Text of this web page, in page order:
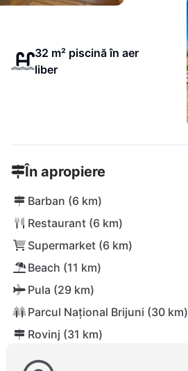
32 m² piscină în aer
liber
În apropiere
Barban (6 km)
Restaurant (6 km)
Supermarket (6 km)
Beach (11 km)
Pula (29 km)
Parcul Național Brijuni (30 km)
Rovinj (31 km)